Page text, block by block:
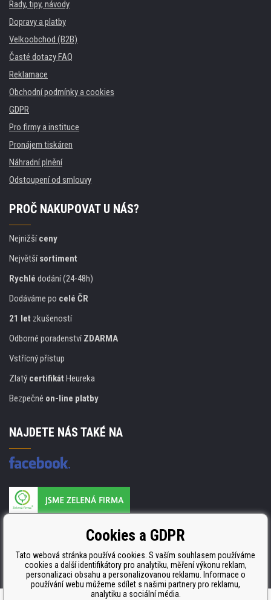
Rady, tipy, návody
Dopravy a platby
Velkoobchod (B2B)
Časté dotazy FAQ
Reklamace
Obchodní podmínky a cookies
GDPR
Pro firmy a instituce
Pronájem tiskáren
Náhradní plnění
Odstoupení od smlouvy
PROČ NAKUPOVAT U NÁS?
Nejnižšíceny
Největšísortiment
Rychlé dodání (24-48h)
Dodáváme po celé ČR
21 let zkušeností
Odborné poradenstvíZDARMA
Vstřícný přístup
Zlatý certifikát Heureka
Bezpečné on-line platby
NAJDETE NÁS TAKÉ NA
ISO 9001. ISO 14001 a STMC.Cookies a GDPR
Tato webová stránka používá cookies. S vaším souhlasem používáme
cookies a další identifikátory pro analytiku, měření výkonu reklam,
personalizaci obsahu a personalizovanou reklamu. Informace o
používání webu můžeme sdílet s našimi partnery pro reklamu,
analytiku a sociální média.